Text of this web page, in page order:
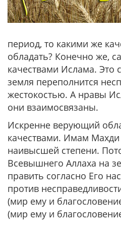
период, то какими же
обладать? Конечно же,
качествами Ислама. Это
земля переполнится
жестокостью. А нравы
они взаимосвязаны.
Искренне верующий
качествами. Имам
наивысшей степени.
Всевышнего Аллаха на
править согласно Его
против
(мир ему и
(мир ему и